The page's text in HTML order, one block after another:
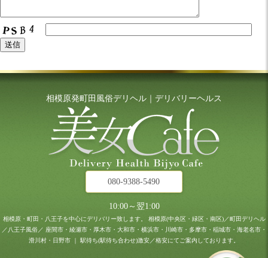
相模原発町田風俗デリヘル｜デリバリーヘルス
080-9388-5490
10:00～翌1:00
相模原・町田・八王子を中心にデリバリー致します。
相模原(中央区・緑区・南区)／町田デリヘル
／八王子風俗／ 座間市・綾瀬市・厚木市・大和市・横浜市・川崎市・多摩市・稲城市・海老名市・
滑川村・日野市 ｜
駅待ち(駅待ち合わせ)激安／格安にてご案内しております。